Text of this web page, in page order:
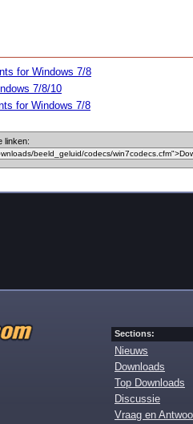
for Windows 7/8
7/8/10
for Windows 7/8
linken:
Sections:
Nieuws
Downloads
Top Downloads
Discussie
Vraag en